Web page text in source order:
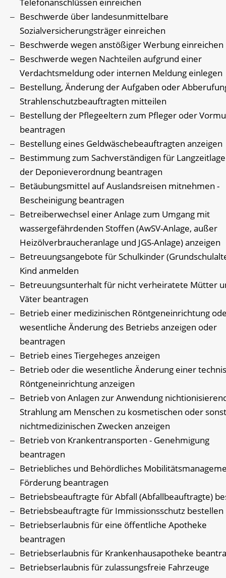
Beschwerde über landesunmittelbare
Sozialversicherungsträger einreichen
Beschwerde wegen anstößiger Werbung einreichen
Beschwerde wegen Nachteilen aufgrund einer
Verdachtsmeldung oder internen Meldung einlegen
Bestellung, Änderung der Aufgaben oder
Strahlenschutzbeauftragten mitteilen
Bestellung der Pflegeeltern zum Pfleger oder
beantragen
Bestellung eines Geldwäschebeauftragten anzeigen
Bestimmung zum Sachverständigen für
der Deponieverordnung beantragen
Betäubungsmittel auf Auslandsreisen mitnehmen -
Bescheinigung beantragen
Betreiberwechsel einer Anlage zum Umgang mit
wassergefährdenden Stoffen (AwSV-Anlage, außer
Heizölverbraucheranlage und JGS-Anlage) anzeigen
Betreuungsangebote für Schulkinder
Kind anmelden
Betreuungsunterhalt für nicht verheiratete Mütter
Väter beantragen
Betrieb einer medizinischen Röntgeneinrichtung
wesentliche Änderung des Betriebs anzeigen oder
beantragen
Betrieb eines Tiergeheges anzeigen
Betrieb oder die wesentliche Änderung einer
Röntgeneinrichtung anzeigen
Betrieb von Anlagen zur Anwendung
Strahlung am Menschen zu kosmetischen oder
nichtmedizinischen Zwecken anzeigen
Betrieb von Krankentransporten - Genehmigung
beantragen
Betriebliches und Behördliches
Förderung beantragen
Betriebsbeauftragte für Abfall (Abfallbeauftragte)
Betriebsbeauftragte für Immissionsschutz bestellen
Betriebserlaubnis für eine öffentliche Apotheke
beantragen
Betriebserlaubnis für Krankenhausapotheke
Betriebserlaubnis für zulassungsfreie Fahrzeuge